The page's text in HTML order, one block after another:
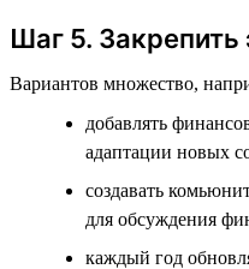
Шаг 5.
Вариантов множество,
добавлять
адаптации новых
создавать
для обсуждения
каждый год